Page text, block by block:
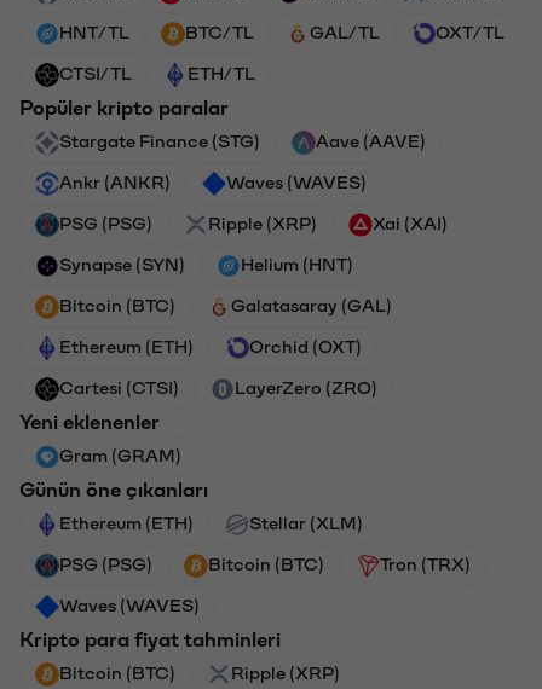
HNT/TL BTC/TL GAL/TL OXT/TL
CTSI/TL ETH/TL
Popüler kripto paralar
Stargate Finance (STG) Aave (AAVE)
Ankr (ANKR) Waves (WAVES)
PSG (PSG) Ripple (XRP) Xai (XAI)
Synapse (SYN) Helium (HNT)
Bitcoin (BTC) Galatasaray (GAL)
Ethereum (ETH) Orchid (OXT)
Cartesi (CTSI) LayerZero (ZRO)
Yeni eklenenler
Gram (GRAM)
Günün öne çıkanları
Ethereum (ETH) Stellar (XLM)
PSG (PSG) Bitcoin (BTC) Tron (TRX)
Waves (WAVES)
Kripto para fiyat tahminleri
Bitcoin (BTC) Ripple (XRP)